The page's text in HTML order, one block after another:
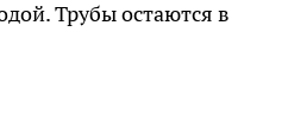
Трубы остаются в